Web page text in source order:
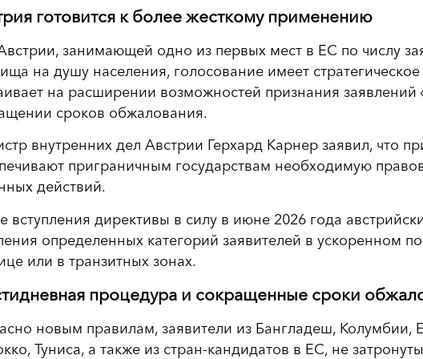
готовится к более жесткому применению
занимающей одно из первых мест в ЕС по числу
на душу населения, голосование имеет
на расширении возможностей признания
сроков обжалования.
внутренних дел Австрии Герхард Карнер заявил, что
приграничным государствам необходимую
действий.
вступления директивы в силу в июне 2026 года
определенных категорий заявителей в ускоренном
или в транзитных зонах.
процедура и сокращенные сроки
новым правилам, заявители из Бангладеш, Колумбии,
Туниса, а также из стран-кандидатов в ЕС, не